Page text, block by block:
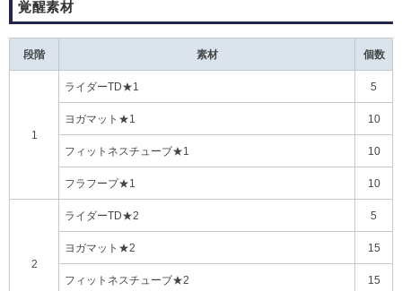
覚醒素材
段階 素材 個数
1
ライダーTD★1 5
ヨガマット★1 10
フィットネスチューブ★1 10
フラフープ★1 10
2
ライダーTD★2 5
ヨガマット★2 15
フィットネスチューブ★2 15